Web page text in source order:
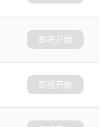
即将开始
即将开始